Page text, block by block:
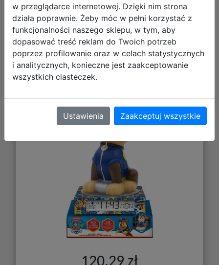
Galeria zdjęć
Lampka 3D z Budzikiem Psi Patrol
w przeglądarce internetowej. Dzięki nim strona
działa poprawnie. Żeby móc w pełni korzystać z
funkcjonalności naszego sklepu, w tym, aby
dopasować treść reklam do Twoich potrzeb
poprzez profilowanie oraz w celach statystycznych
i analitycznych, konieczne jest zaakceptowanie
wszystkich ciasteczek.
Ustawienia Zaakceptuj wszystkie